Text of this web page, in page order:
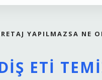
YAPILMAZSA NE
ETI